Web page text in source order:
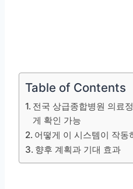
Table of Contents
전국 상급종합병원 의료
게 확인 가능
어떻게 이 시스템이 작동
향후 계획과 기대 효과